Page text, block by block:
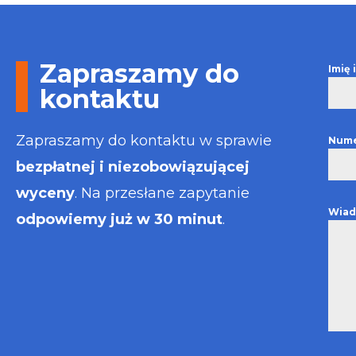
wystawiona
Zapraszamy do
kontaktu
Zapraszamy do kontaktu w sprawie
bezpłatnej i niezobowiązującej
wyceny. Na przesłane zapytanie
odpowiemy już w 30 minut.
Imię